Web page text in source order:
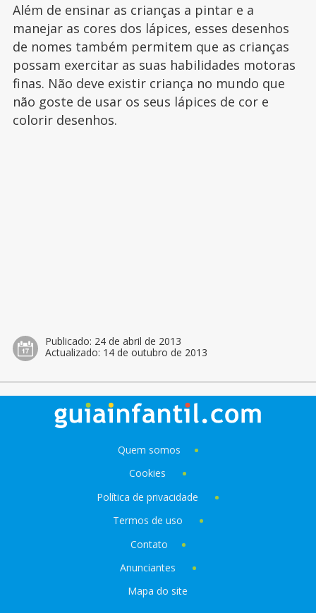
Além de ensinar as crianças a pintar e a
manejar as cores dos lápices, esses desenhos
de nomes também permitem que as crianças
possam exercitar as suas habilidades motoras
finas. Não deve existir criança no mundo que
não goste de usar os seus lápices de cor e
colorir desenhos.
Publicado: 24 de abril de 2013
Actualizado: 14 de outubro de 2013
Quem somos
Cookies
Política de privacidade
Termos de uso
Contato
Anunciantes
Mapa do site